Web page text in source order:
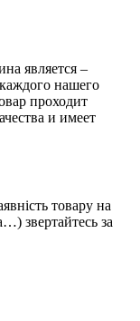
является –
нашего
проходит
и имеет
товару на
звертайтесь за